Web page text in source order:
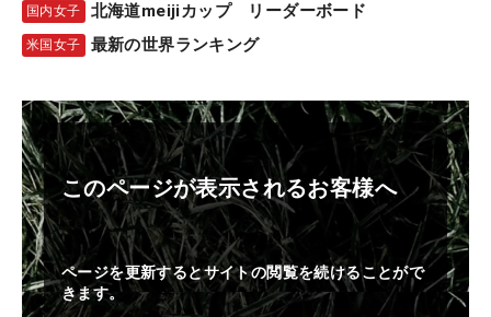
国内女子 北海道meijiカップ リーダーボード
米国女子 最新の世界ランキング
このページが表示されるお客様へ
ページを更新するとサイトの閲覧を続けることがで
きます。